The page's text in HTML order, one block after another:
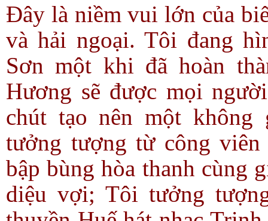
Đây là niềm vui lớn của
và hải ngoại. Tôi đang
Sơn một khi đã hoàn
Hương sẽ được mọi
chút tạo nên một
tưởng tượng từ công
bập bùng hòa thanh cùng
diệu vợi; Tôi tưởng